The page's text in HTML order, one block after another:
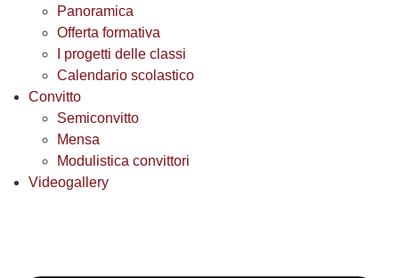
Panoramica
Offerta formativa
I progetti delle classi
Calendario scolastico
Convitto
Semiconvitto
Mensa
Modulistica convittori
Videogallery